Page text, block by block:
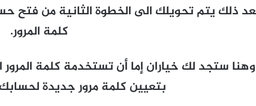
كلمة المرور.
وهنا ستجد لك خياران إما أن تستخدمة كلمة المرور
بتعيين كلمة مرور جديدة